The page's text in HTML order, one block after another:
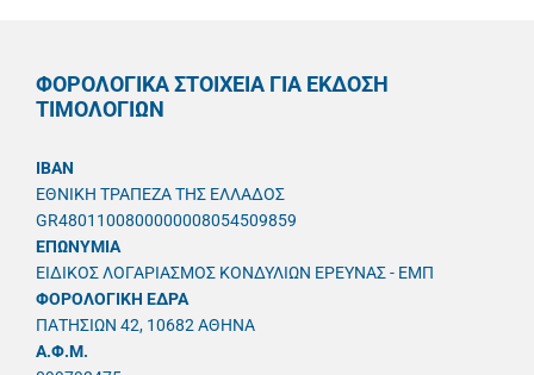
ΦΟΡΟΛΟΓΙΚΑ ΣΤΟΙΧΕΙΑ ΓΙΑ ΕΚΔΟΣΗ
ΤΙΜΟΛΟΓΙΩΝ
IBAN
ΕΘΝΙΚΗ ΤΡΑΠΕΖΑ ΤΗΣ ΕΛΛΑΔΟΣ
GR4801100800000008054509859
ΕΠΩΝΥΜΙΑ
ΕΙΔΙΚΟΣ ΛΟΓΑΡΙΑΣΜΟΣ ΚΟΝΔΥΛΙΩΝ ΕΡΕΥΝΑΣ - ΕΜΠ
ΦΟΡΟΛΟΓΙΚΗ ΕΔΡΑ
ΠΑΤΗΣΙΩΝ 42, 10682 ΑΘΗΝΑ
A.Φ.Μ.